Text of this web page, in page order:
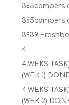
3939-
4
4 WEKS
(WEK 1)
4 WEKS
(WEK 2)